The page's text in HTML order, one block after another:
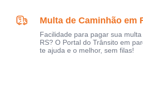
Multa de Caminhão em
Facilidade para pagar sua
RS? O Portal do Trânsito em
te ajuda e o melhor, sem filas!